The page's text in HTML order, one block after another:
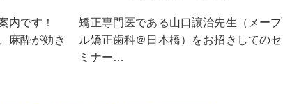
内です！
麻酔が効き
矯正専門医である山口譲治先生（メープ
ル矯正歯科＠日本橋）をお招きしてのセ
ミナー…